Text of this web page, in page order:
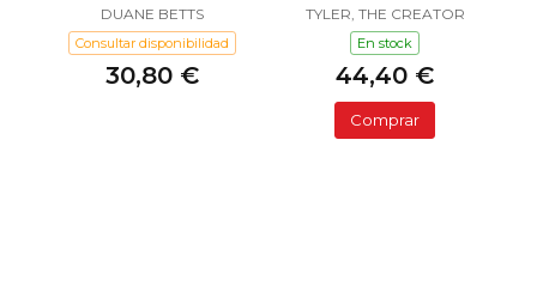
DUANE BETTS
Consultar disponibilidad
30,80 €
TYLER, THE CREATOR
En stock
44,40 €
Comprar